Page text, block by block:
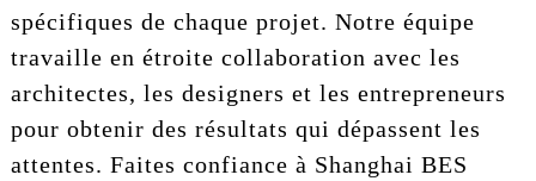
spécifiques de chaque projet. Notre équipe
travaille en étroite collaboration avec les
architectes, les designers et les entrepreneurs
pour obtenir des résultats qui dépassent les
attentes. Faites confiance à Shanghai BES